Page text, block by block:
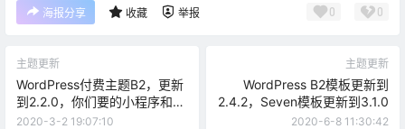
海报分享 收藏 举报 0 0
主题更新
WordPress付费主题B2，更新
到2.2.0，你们要的小程序和
APP也要来了！
2020-3-2 19:07:10
主题更新
WordPress B2模板更新到
2.4.2，Seven模板更新到3.1.0
2020-6-8 11:30:42